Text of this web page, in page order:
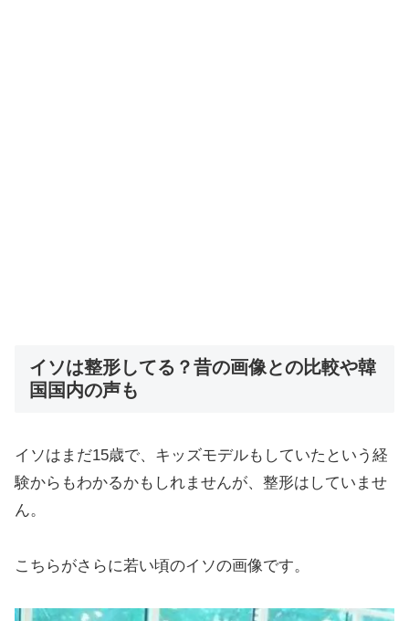
イソは整形してる？昔の画像との比較や韓
国国内の声も
イソはまだ15歳で、キッズモデルもしていたという経
験からもわかるかもしれませんが、整形はしていませ
ん。
こちらがさらに若い頃のイソの画像です。